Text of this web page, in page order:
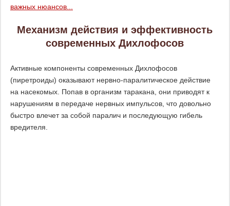
важных нюансов...
Механизм действия и эффективность
современных Дихлофосов
Активные компоненты современных Дихлофосов
(пиретроиды) оказывают нервно-паралитическое действие
на насекомых. Попав в организм таракана, они приводят к
нарушениям в передаче нервных импульсов, что довольно
быстро влечет за собой паралич и последующую гибель
вредителя.